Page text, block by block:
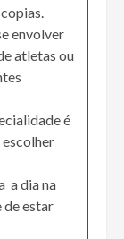
envolver
atletas ou
é
a dia na
de estar